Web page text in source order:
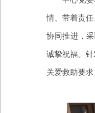
情、带着责
协同推进，
诚挚祝福。
关爱救助要